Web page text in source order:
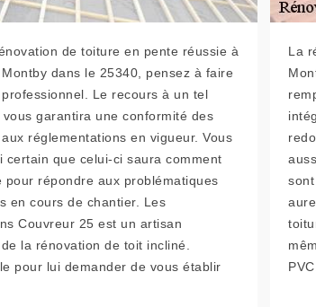
de toiture en pente réussie à
dans le 25340, pensez à faire
Le recours à un tel
garantira une conformité des
réglementations en vigueur. Vous
certain que celui-ci saura comment
pour répondre aux problématiques
en cours de chantier. Les
Couvreur 25 est un artisan
la rénovation de toit incliné.
pour lui demander de vous établir
La
PVC.